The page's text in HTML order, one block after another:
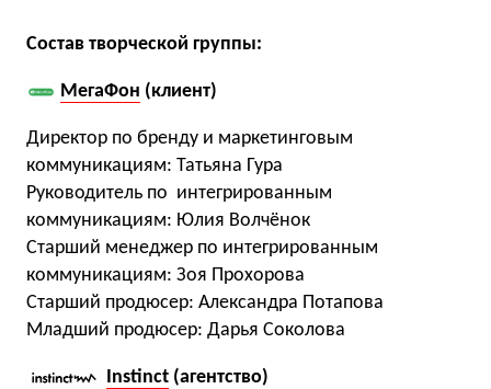
Состав творческой группы:
МегаФон (клиент)
Директор по бренду и маркетинговым
коммуникациям: Татьяна Гура
Руководитель по интегрированным
коммуникациям: Юлия Волчёнок
Старший менеджер по интегрированным
коммуникациям: Зоя Прохорова
Старший продюсер: Александра Потапова
Младший продюсер: Дарья Соколова
Instinct (агентство)